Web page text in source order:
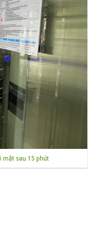
mặt sau 15 phút